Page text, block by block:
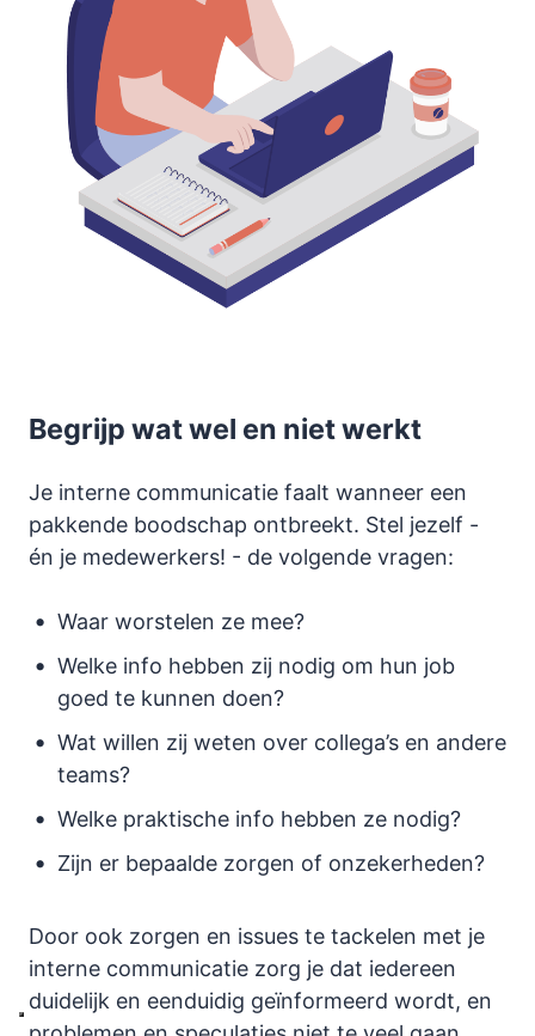
Begrijp wat wel en niet werkt
Je interne communicatie faalt wanneer een
pakkende boodschap ontbreekt. Stel jezelf -
én je medewerkers! - de volgende vragen:
Waar worstelen ze mee?
Welke info hebben zij nodig om hun job
goed te kunnen doen?
Wat willen zij weten over collega’s en andere
teams?
Welke praktische info hebben ze nodig?
Zijn er bepaalde zorgen of onzekerheden?
Door ook zorgen en issues te tackelen met je
interne communicatie zorg je dat iedereen
duidelijk en eenduidig geïnformeerd wordt, en